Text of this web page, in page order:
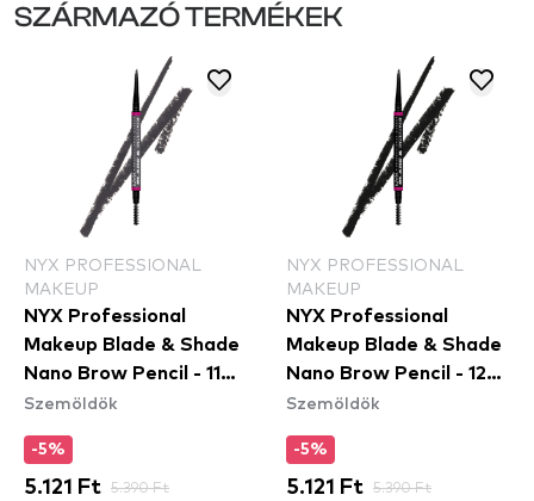
SZÁRMAZÓ TERMÉKEK
NYX PROFESSIONAL
MAKEUP
NYX Professional
Makeup Blade & Shade
Nano Brow Pencil - 11
Grey
Szemöldök
-5%
5.121 Ft 5.390 Ft
NYX PROFESSIONAL
MAKEUP
NYX Professional
Makeup Blade & Shade
Nano Brow Pencil - 12
Black
Szemöldök
-5%
5.121 Ft 5.390 Ft